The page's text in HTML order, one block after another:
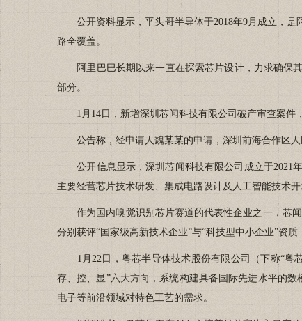
公开资料显示，平头哥半导体于2018年9月成立，是
路全覆盖。
阿里巴巴长期以来一直在探索芯片设计，力求确保其
部分。
1月14日，新增深圳芯闻科技有限公司破产审查案件，
公告称，经申请人魏某某的申请，深圳前海合作区人
公开信息显示，深圳芯闻科技有限公司成立于2021年
主要经营芯片技术研发、集成电路设计及人工智能技术
作为国内嗅觉识别芯片赛道的代表性企业之一，芯闻
分别获评“国家级高新技术企业”与“科技型中小企业”资
1月22日，粤芯半导体技术股份有限公司（下称“粤芯
存、控、显”六大方向，系统构建具备国际先进水平的
电子等前沿领域对特色工艺的需求。